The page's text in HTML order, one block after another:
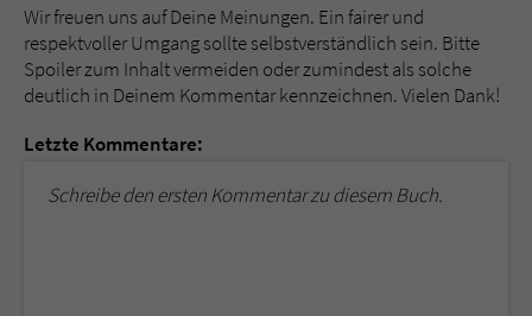
Wir freuen uns auf Deine Meinungen. Ein fairer und
respektvoller Umgang sollte selbstverständlich sein. Bitte
Spoiler zum Inhalt vermeiden oder zumindest als solche
deutlich in Deinem Kommentar kennzeichnen. Vielen Dank!
Letzte Kommentare:
Schreibe den ersten Kommentar zu diesem Buch.